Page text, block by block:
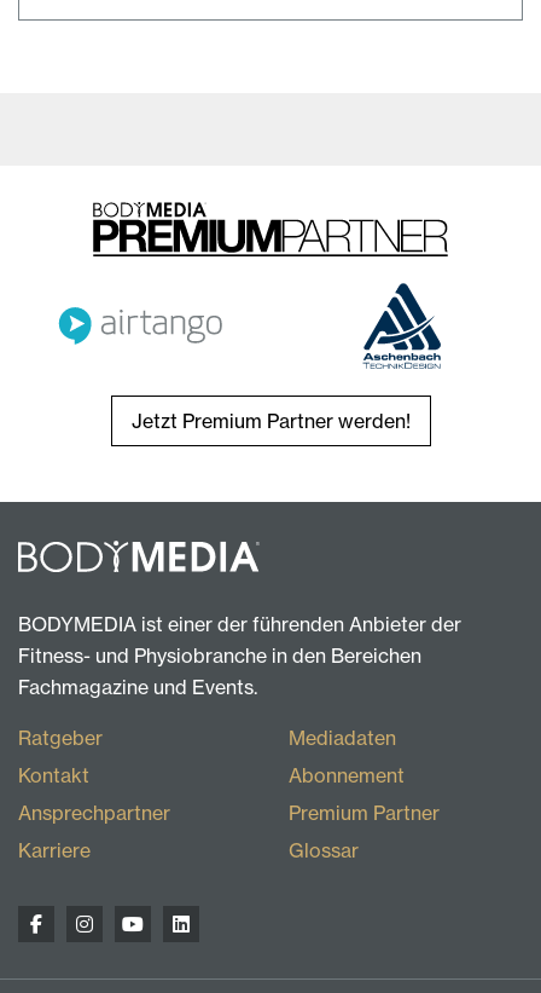
Jetzt Premium Partner werden!
BODYMEDIA ist einer der führenden Anbieter der
Fitness- und Physiobranche in den Bereichen
Fachmagazine und Events.
Ratgeber
Kontakt
Ansprechpartner
Karriere
Mediadaten
Abonnement
Premium Partner
Glossar